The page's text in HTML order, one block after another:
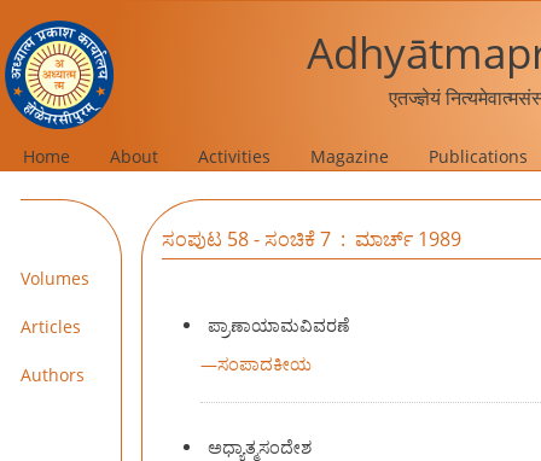
एतज्ज्ञेयं
Home About Activities Magazine Publications
Volumes
Articles
Authors
ಸಂಪುಟ 58 - ಸಂಚಿಕೆ 7 : ಮಾರ್ಚ್ 1989
ಪ್ರಾಣಾಯಾಮವಿವರಣೆ
—ಸಂಪಾದಕೀಯ
ಅಧ್ಯಾತ್ಮಸಂದೇಶ